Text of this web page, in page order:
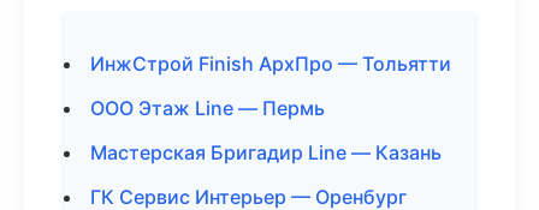
ИнжСтрой Finish АрхПро — Тольятти
ООО Этаж Line — Пермь
Мастерская Бригадир Line — Казань
ГК Сервис Интерьер — Оренбург